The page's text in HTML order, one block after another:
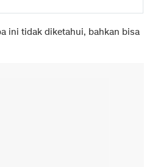
ini tidak diketahui, bahkan bisa